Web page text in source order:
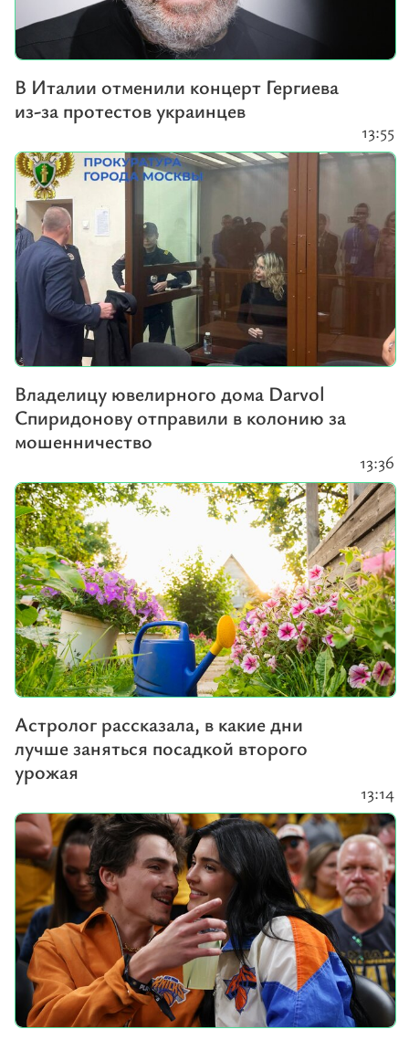
В Италии отменили концерт Гергиева
из-за протестов украинцев
Владелицу ювелирного дома Darvol
Спиридонову отправили в колонию за
мошенничество
13:55
Астролог рассказала, в какие дни
лучше заняться посадкой второго
урожая
13:36
13:14